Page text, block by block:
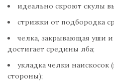
идеально скроют скулы
стрижки от подбородка
челка, закрывающая уши
достигает средины лба;
укладка челки
стороны);